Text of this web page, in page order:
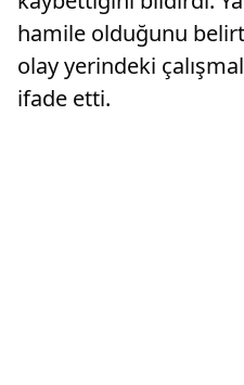
hamile olduğunu
olay yerindeki
ifade etti.